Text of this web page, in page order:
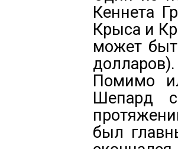
Кеннета
Крыса и
может
долларов).
Помимо
Шепард
был